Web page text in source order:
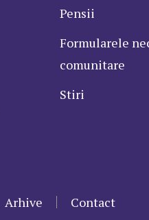
Pensii
Formularele
comunitare
Stiri
Arhive Contact